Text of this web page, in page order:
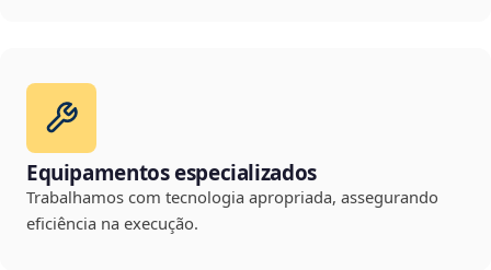
Equipamentos especializados
Trabalhamos com tecnologia apropriada, assegurando
eficiência na execução.